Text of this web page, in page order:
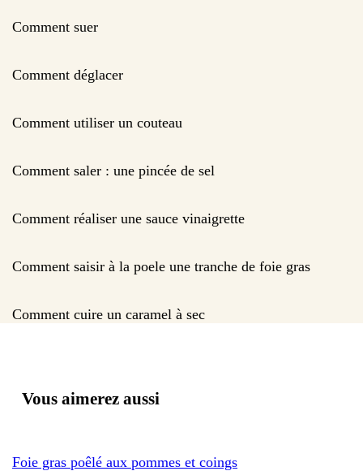
Comment suer
Comment déglacer
Comment utiliser un couteau
Comment saler : une pincée de sel
Comment réaliser une sauce vinaigrette
Comment saisir à la poele une tranche de foie gras
Comment cuire un caramel à sec
Vous aimerez aussi
Foie gras poêlé aux pommes et coings